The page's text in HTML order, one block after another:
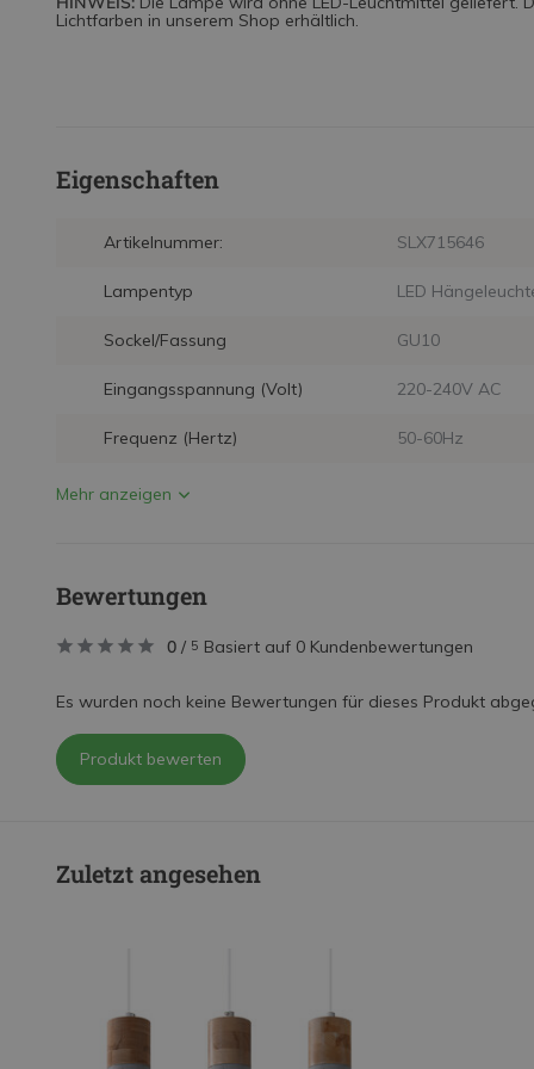
Lichtfarben in unserem Shop erhältlich.
Eigenschaften
Artikelnummer: SLX715646
Lampentyp LED
Sockel/Fassung GU10
Eingangsspannung (Volt) 220-240V AC
Frequenz (Hertz) 50-60Hz
Mehr anzeigen
Bewertungen
0 / 5 Basiert auf 0 Kundenbewertungen
Es wurden noch keine Bewertungen für dieses Produkt
Produkt bewerten
Zuletzt angesehen